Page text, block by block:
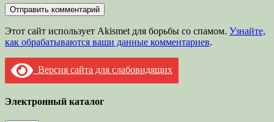
Этот сайт использует Akismet для борьбы со спамом. Узнайте,
как обрабатываются ваши данные комментариев.
Версия сайта для слабовидящих
Электронный каталог